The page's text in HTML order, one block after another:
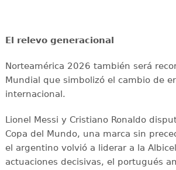
El relevo generacional
Norteamérica 2026 también será
Mundial que simbolizó el cambio de
internacional.
Lionel Messi y Cristiano Ronaldo
Copa del Mundo, una marca sin
el argentino volvió a liderar a la
actuaciones decisivas, el portugués